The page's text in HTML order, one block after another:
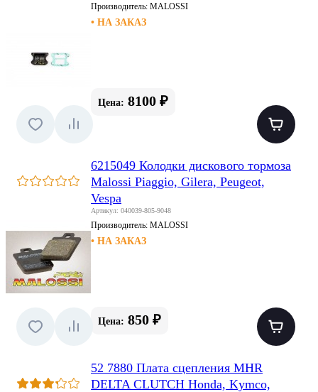
Производитель: MALOSSI
• НА ЗАКАЗ
Цена: 8100 ₽
6215049 Колодки дискового тормоза
Malossi Piaggio, Gilera, Peugeot,
Vespa
Артикул: 040039-805-9048
Производитель: MALOSSI
• НА ЗАКАЗ
Цена: 850 ₽
52 7880 Плата сцепления MHR
DELTA CLUTCH Honda, Kymco,